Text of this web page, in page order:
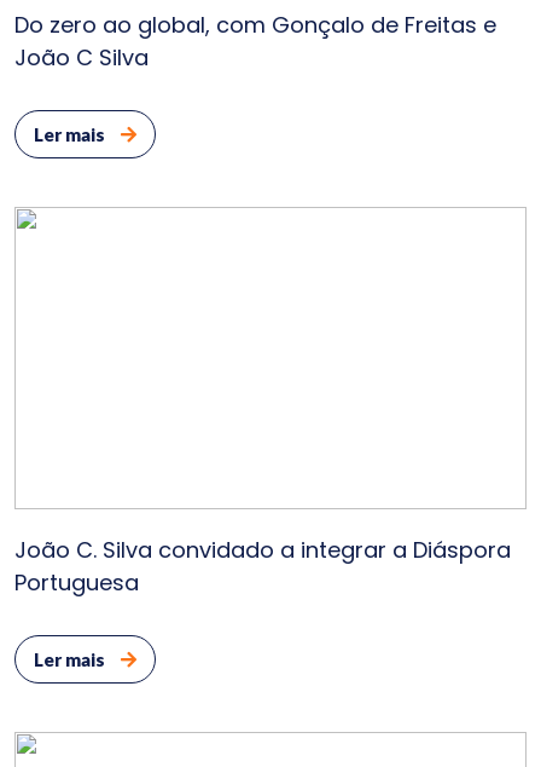
Do zero ao global, com Gonçalo de Freitas e
João C Silva
Ler mais
João C. Silva convidado a integrar a Diáspora
Portuguesa
Ler mais